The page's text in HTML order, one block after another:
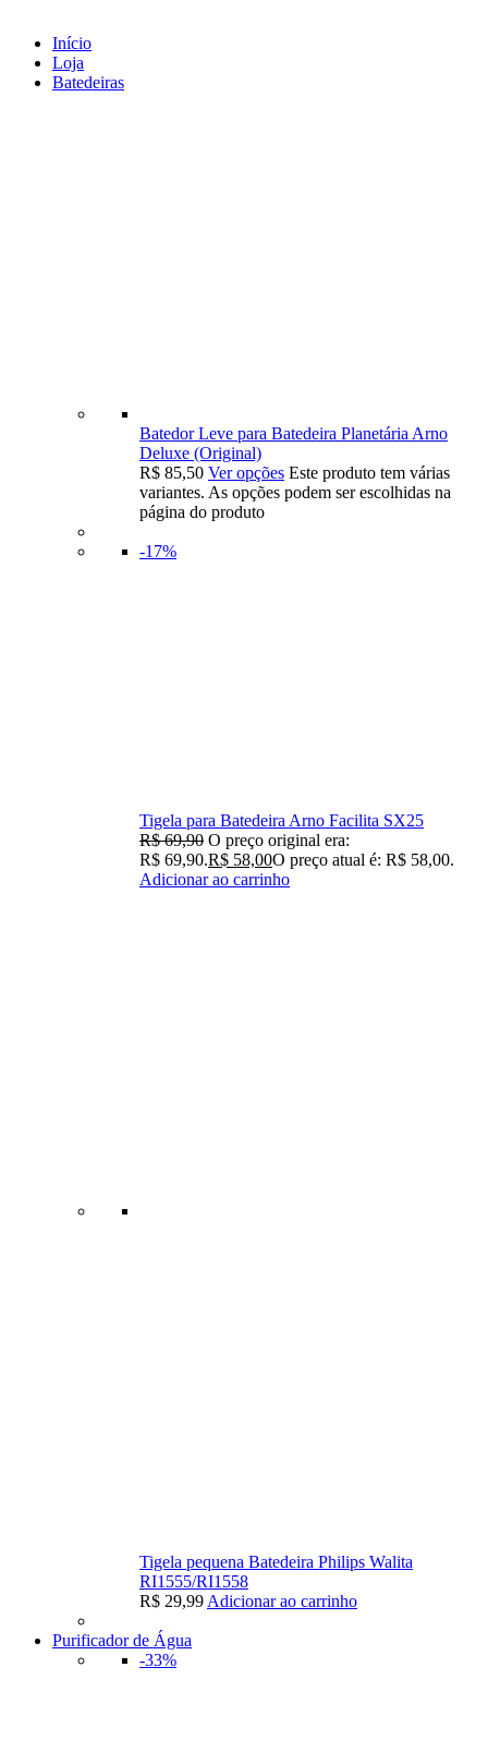
Início
Loja
Batedeiras
Batedor Leve para Batedeira Planetária Arno
Deluxe (Original)
R$ 85,50 Ver opções Este produto tem várias
variantes. As opções podem ser escolhidas na
página do produto
-17%
Tigela para Batedeira Arno Facilita SX25
R$69,90 O preço original era:
R$ 69,90.R$ 58,00O preço atual é: R$ 58,00.
Adicionar ao carrinho
Tigela pequena Batedeira Philips Walita
RI1555/RI1558
R$ 29,99 Adicionar ao carrinho
Purificador de Água
-33%